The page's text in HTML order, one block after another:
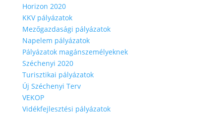
Horizon 2020
KKV pályázatok
Mezőgazdasági pályázatok
Napelem pályázatok
Pályázatok magánszemélyeknek
Széchenyi 2020
Turisztikai pályázatok
Új Széchenyi Terv
VEKOP
Vidékfejlesztési pályázatok